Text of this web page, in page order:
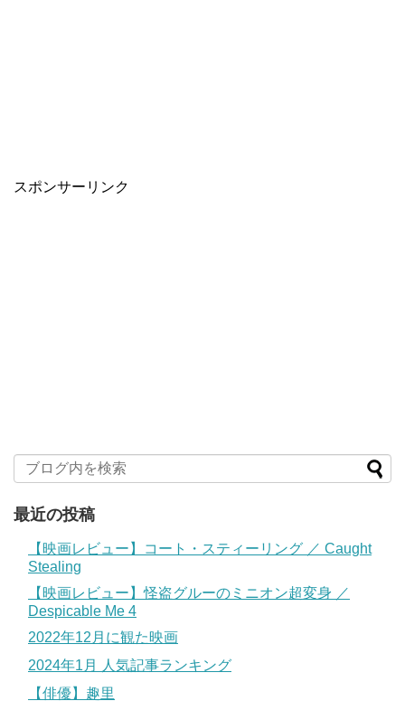
スポンサーリンク
最近の投稿
【映画レビュー】コート・スティーリング ／ Caught
Stealing
【映画レビュー】怪盗グルーのミニオン超変身 ／
Despicable Me 4
2022年12月に観た映画
2024年1月 人気記事ランキング
【俳優】趣里